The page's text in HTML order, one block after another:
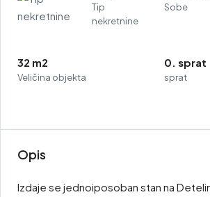
Tip
nekretnine
Sobe
32 m2
Veličina objekta
0. sprat
sprat
Opis
Izdaje se jednoiposoban stan na